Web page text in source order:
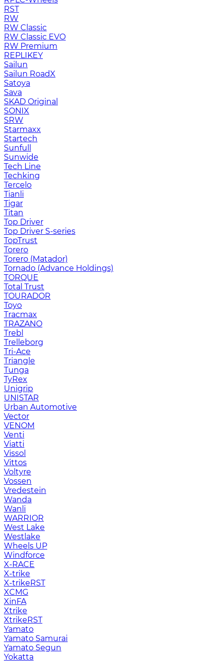
RST
RW
RW Classic
RW Classic EVO
RW Premium
RЕPLIKEY
Sailun
Sailun RoadX
Satoya
Sava
SKAD Original
SONIX
SRW
Starmaxx
Startech
Sunfull
Sunwide
Tech Line
Techking
Tercelo
Tianli
Tigar
Titan
Top Driver
Top Driver S-series
TopTrust
Torero
Torero (Matador)
Tornado (Advance Holdings)
TORQUE
Total Trust
TOURADOR
Toyo
Tracmax
TRAZANO
Trebl
Trelleborg
Tri-Ace
Triangle
Tunga
TyRex
Unigrip
UNISTAR
Urban Automotive
Vector
VENOM
Venti
Viatti
Vissol
Vittos
Voltyre
Vossen
Vredestein
Wanda
Wanli
WARRIOR
West Lake
Westlake
Wheels UP
Windforce
X-RACE
X-trike
X-trikeRST
XCMG
XinFA
Xtrike
XtrikeRST
Yamato
Yamato Samurai
Yamato Segun
Yokatta